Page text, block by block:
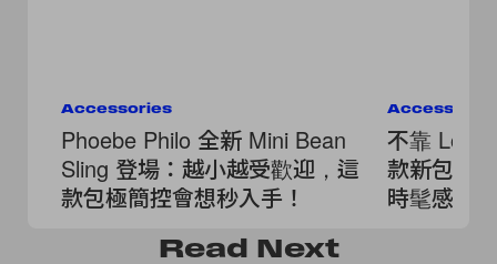
Accessories
Phoebe Philo 全新 Mini Bean
Sling 登場：越小越受歡迎，這
款包極簡控會想秒入手！
不靠 Logo
款新包，
時髦感！
Read Next